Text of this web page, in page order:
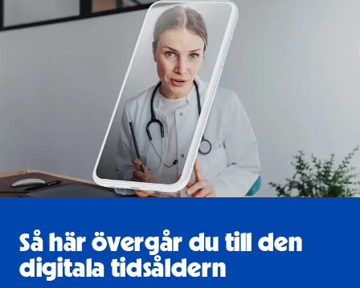
Så här övergår du till den
digitala tidsåldern